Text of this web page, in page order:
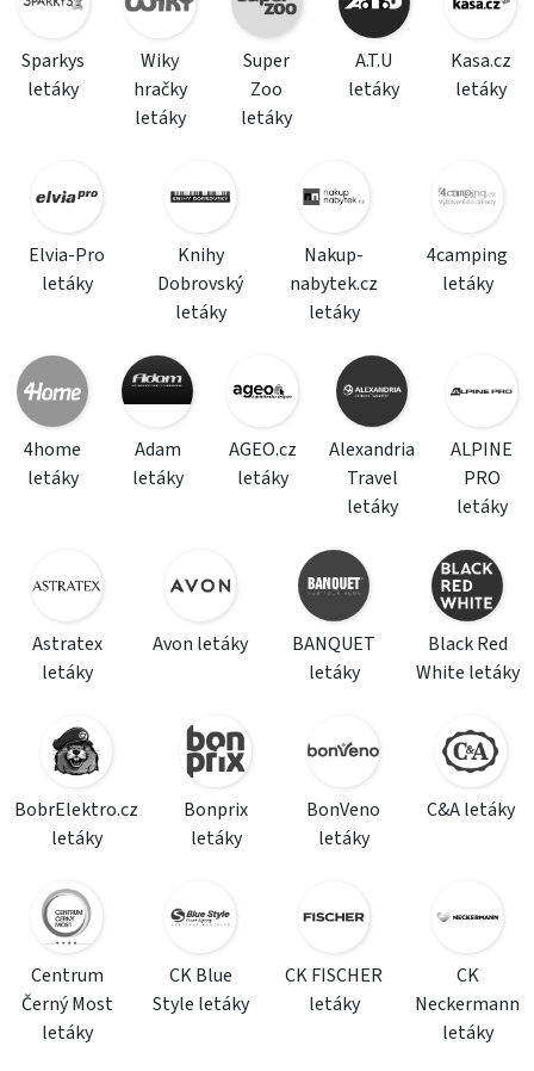
Sparkys
letáky
Wiky
hračky
letáky
Super
Zoo
letáky
A.T.U
letáky
Kasa.cz
letáky
Elvia-Pro
letáky
Knihy
Dobrovský
letáky
Nakup-
nabytek.cz
letáky
4camping
letáky
4home
letáky
Adam
letáky
AGEO.cz
letáky
Alexandria
Travel
letáky
ALPINE
PRO
letáky
Astratex
letáky
Avon letáky
BANQUET
letáky
Black Red
White letáky
BobrElektro.cz
letáky
Bonprix
letáky
BonVeno
letáky
C&A letáky
Centrum
Černý Most
letáky
CK Blue
Style letáky
CK FISCHER
letáky
CK
Neckermann
letáky